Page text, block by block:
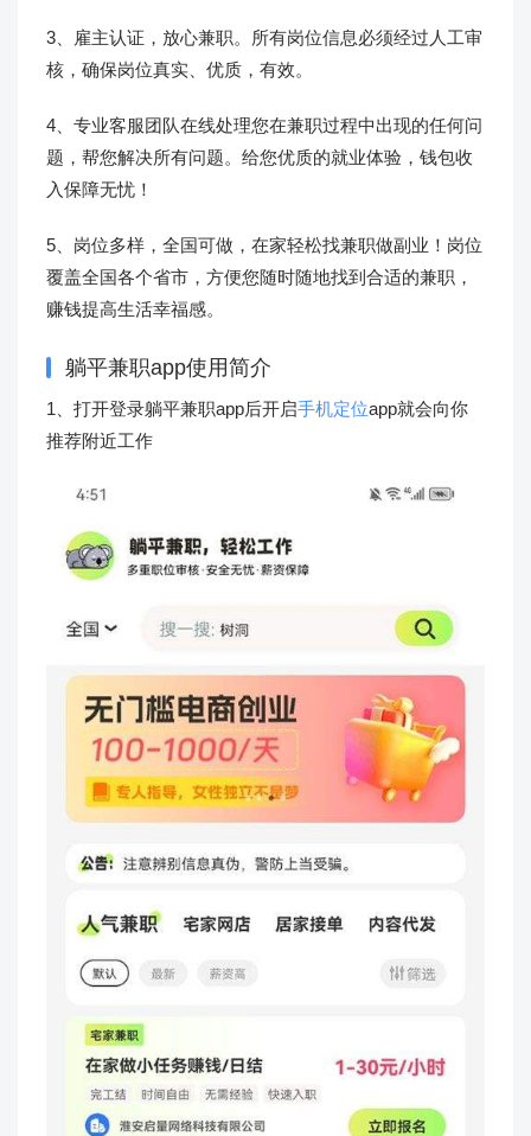
3、雇主认证，放心兼职。所有岗位信息必须经过人工审
核，确保岗位真实、优质，有效。
4、专业客服团队在线处理您在兼职过程中出现的任何问
题，帮您解决所有问题。给您优质的就业体验，钱包收
入保障无忧！
5、岗位多样，全国可做，在家轻松找兼职做副业！岗位
覆盖全国各个省市，方便您随时随地找到合适的兼职，
赚钱提高生活幸福感。
躺平兼职app使用简介
1、打开登录躺平兼职app后开启手机定位app就会向你
推荐附近工作